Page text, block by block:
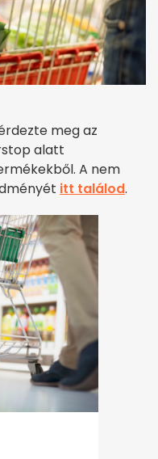
meg az
alatt
A nem
itt találod.